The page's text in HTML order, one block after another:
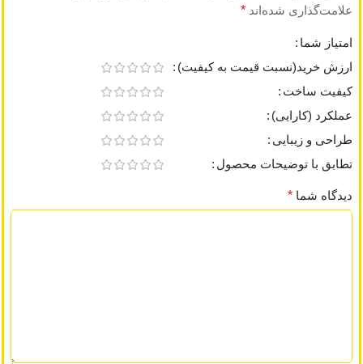
علامت‌گذاری شده‌اند *
امتیاز شما
ارزش خرید(نسبت قیمت به کیفیت)
کیفیت ساخت
عملکرد (کارایی)
طراحی و زیبایی
تطابق با توضیحات محصول
دیدگاه شما *